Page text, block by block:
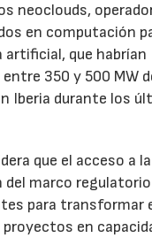
neoclouds,
en computación
que habrían
350 y 500 MW
Iberia durante los
que el acceso a
del marco
para transformar
en